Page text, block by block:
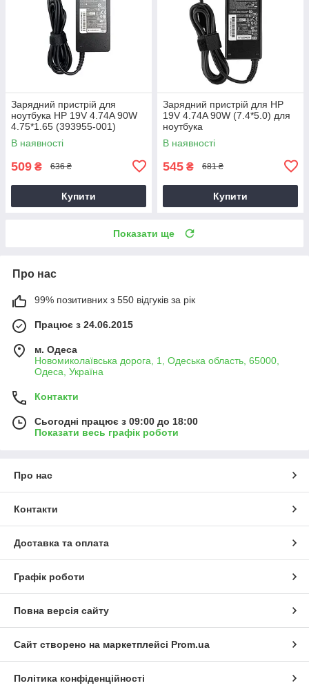
Зарядний пристрій для
ноутбука HP 19V 4.74A 90W
4.75*1.65 (393955-001)
В наявності
509 ₴ 636 ₴
Купити
Зарядний пристрій для HP
19V 4.74A 90W (7.4*5.0) для
ноутбука
В наявності
545 ₴ 681 ₴
Купити
Показати ще
Про нас
99% позитивних з 550 відгуків за рік
Працює з 24.06.2015
м. Одеса
Новомиколаївська дорога, 1, Одеська область, 65000,
Одеса, Україна
Контакти
Сьогодні працює з 09:00 до 18:00
Показати весь графік роботи
Про нас
Контакти
Доставка та оплата
Графік роботи
Повна версія сайту
Сайт створено на маркетплейсі Prom.ua
Політика конфіденційності